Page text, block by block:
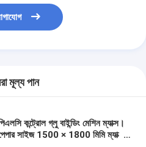
মূল্য পান
কন্ট্রোল গ্লু বাইন্ডিং মেশিন ম্যাক্স।
সাইজ 1500 × 1800 মিমি ম্যাক্স।